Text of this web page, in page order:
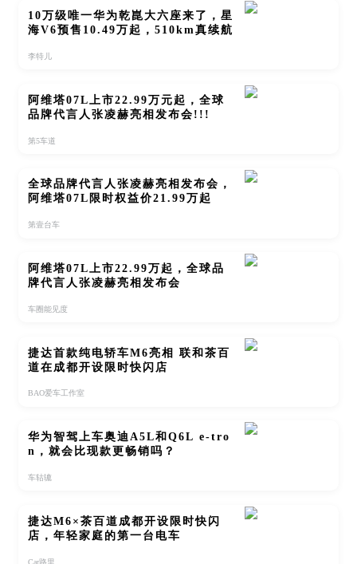
10万级唯一华为乾崑大六座来了，星
海V6预售10.49万起，510km真续航
李特儿
阿维塔07L上市22.99万元起，全球
品牌代言人张凌赫亮相发布会!!!
第5车道
全球品牌代言人张凌赫亮相发布会，
阿维塔07L限时权益价21.99万起
第壹台车
阿维塔07L上市22.99万起，全球品
牌代言人张凌赫亮相发布会
车圈能见度
捷达首款纯电轿车M6亮相 联和茶百
道在成都开设限时快闪店
BAO爱车工作室
华为智驾上车奥迪A5L和Q6L e-tro
n，就会比现款更畅销吗？
车轱辘
捷达M6×茶百道成都开设限时快闪
店，年轻家庭的第一台电车
Car路里